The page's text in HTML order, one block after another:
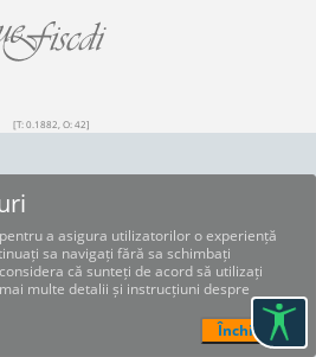
[T: 0.1882, O: 42]
a asigura utilizatorilor o experiență
sa navigați fără sa schimbați
că sunteți de acord să utilizați
multe detalii și instrucțiuni despre